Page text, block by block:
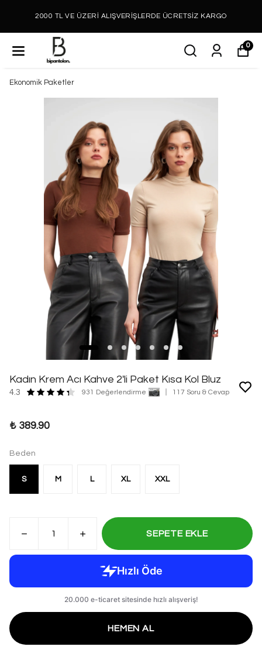
2000 TL VE ÜZERİ ALIŞVERİŞLERDE ÜCRETSİZ KARGO
0
Ekonomik Paketler
Kadın Krem Acı Kahve 2'li Paket Kısa Kol Bluz
4.3 931 Değerlendirme 117 Soru & Cevap
₺ 389.90
Beden
S M L XL XXL
SEPETE EKLE
HEMEN AL